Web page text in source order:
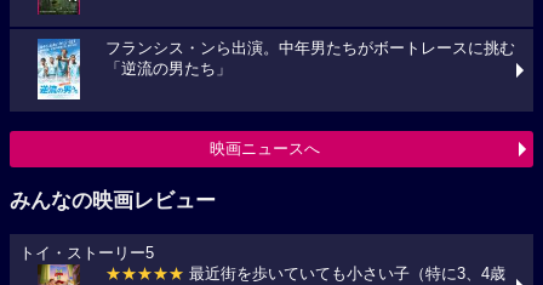
フランシス・ンら出演。中年男たちがボートレースに挑む
「逆流の男たち」
映画ニュースへ
みんなの映画レビュー
トイ・ストーリー5
★★★★★ 最近街を歩いていても小さい子（特に3、4歳